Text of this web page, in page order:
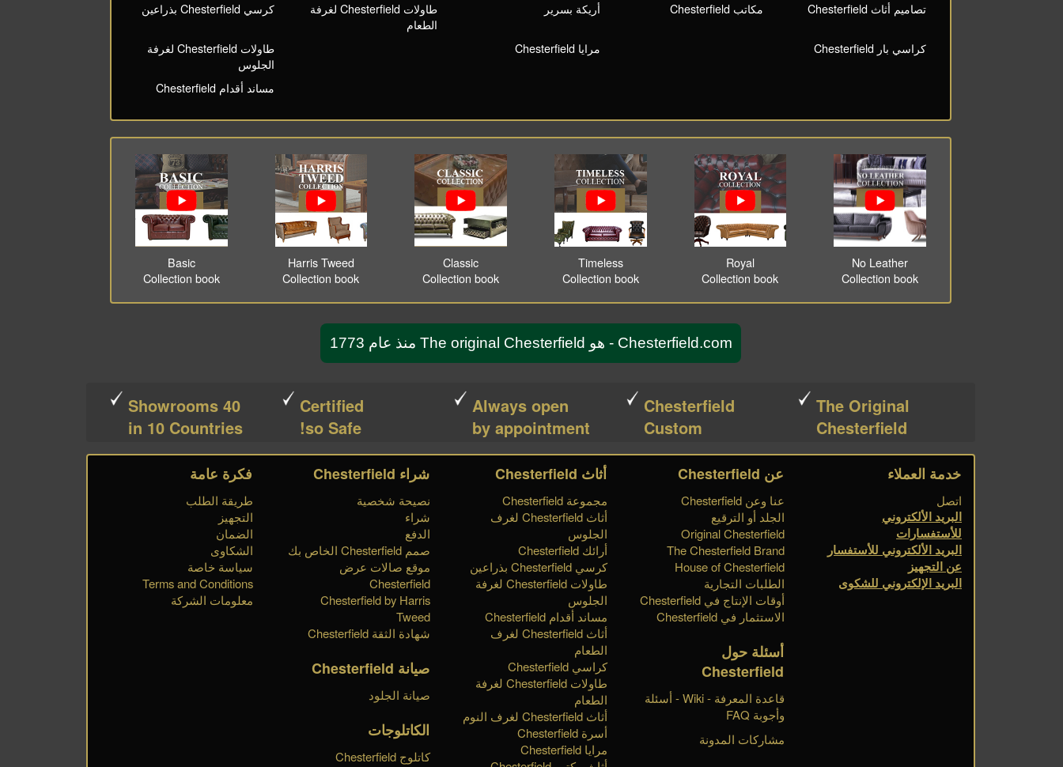
كرسي Chesterfield بذراعين
طاولات Chesterfield لغرفة
الجلوس
مساند أقدام Chesterfield
طاولات Chesterfield لغرفة
الطعام
أريكة بسرير
مرايا Chesterfield
مكاتب Chesterfield تصاميم أثاث Chesterfield
كراسي بار Chesterfield
Basic
Collection book
Harris Tweed
Collection book
Classic
Collection book
Timeless
Collection book
Royal
Collection book
No Leather
Collection book
Chesterfield.com - هو The original Chesterfield منذ عام 1773
40 Showrooms
in 10 Countries
Certified
so Safe!
Always open
by appointment
Chesterfield
Custom
The Original
Chesterfield
فكرة عامة
طريقة الطلب
التجهيز
الضمان
الشكاوى
سياسة خاصة
Terms and Conditions
معلومات الشركة
شراء Chesterfield
نصيحة شخصية
شراء
الدفع
صمم Chesterfield الخاص بك
موقع صالات عرض
Chesterfield
Chesterfield by Harris
Tweed
شهادة الثقة Chesterfield
صيانة Chesterfield
صيانة الجلود
الكاتلوجات
كاتلوج Chesterfield
أثاث Chesterfield
مجموعة Chesterfield
أثاث Chesterfield لغرف
الجلوس
أرائك Chesterfield
كرسي Chesterfield بذراعين
طاولات Chesterfield لغرفة
الجلوس
مساند أقدام Chesterfield
أثاث Chesterfield لغرف
الطعام
كراسي Chesterfield
طاولات Chesterfield لغرفة
الطعام
أثاث Chesterfield لغرف النوم
أسرة Chesterfield
مرايا Chesterfield
عن Chesterfield
عنا وعن Chesterfield
الجلد أو الترقيع
Original Chesterfield
The Chesterfield Brand
House of Chesterfield
الطلبات التجارية
أوقات الإنتاج في Chesterfield
الاستثمار في Chesterfield
أسئلة حول
Chesterfield
قاعدة المعرفة - Wiki - أسئلة
وأجوبة FAQ
مشاركات المدونة
خدمة العملاء
اتصل
البريد الألكتروني
للأستفسارات
البريد الألكتروني للأستفسار
عن التجهيز
البريد الإلكتروني للشكوى